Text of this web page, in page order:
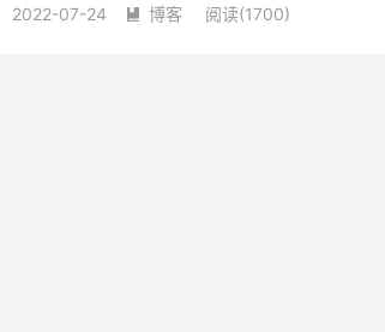
2022-07-24  博客 阅读(1700)